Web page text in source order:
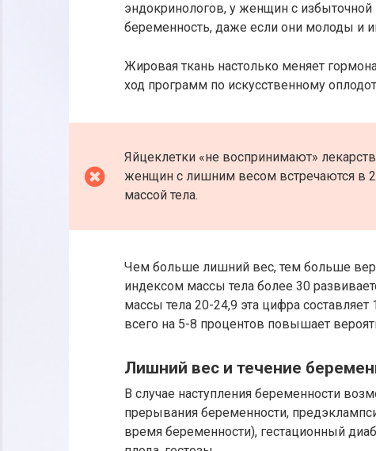
эндокринологов, у женщин с
беременность, даже если они молоды и
Жировая ткань настолько меняет
ход программ по искусственному
Яйцеклетки «не воспринимают»
женщин с лишним весом встречаются в
массой тела.
Чем больше лишний вес, тем больше
индексом массы тела более 30
массы тела 20-24,9 эта цифра
всего на 5-8 процентов повышает
Лишний вес и течение
В случае наступления беременности
прерывания беременности,
время беременности), гестационный